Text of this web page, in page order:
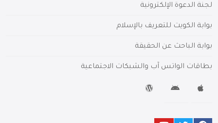
لجنة الدعوة الإلكترونية
بوابة الكويت للتعريف بالإسلام
بوابة الباحث عن الحقيقة
بطاقات الواتس آب والشبكات الاجتماعية